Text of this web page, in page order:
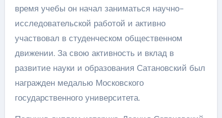
время учебы он начал заниматься научно-
исследовательской работой и активно
участвовал в студенческом общественном
движении. За свою активность и вклад в
развитие науки и образования Сатановский был
награжден медалью Московского
государственного университета.